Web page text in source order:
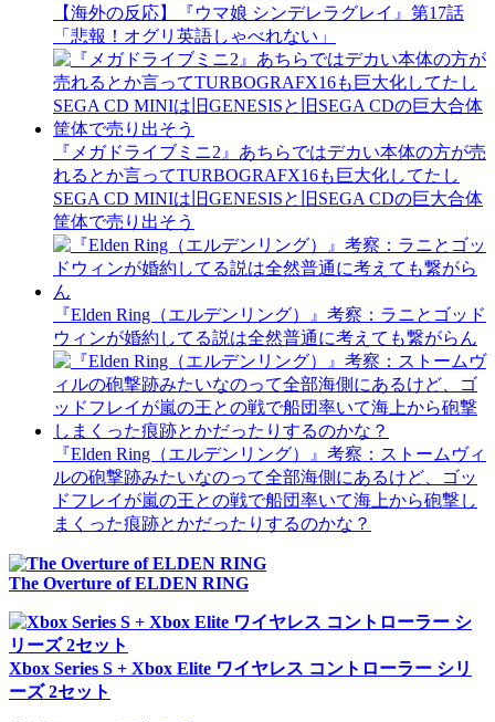
【海外の反応】『ウマ娘 シンデレラグレイ』第17話
「悲報！オグリ英語しゃべれない」
『メガドライブミニ2』あちらではデカい本体の方が売
れるとか言ってTURBOGRAFX16も巨大化してたし
SEGA CD MINIは旧GENESISと旧SEGA CDの巨大合体
筐体で売り出そう
『Elden Ring（エルデンリング）』考察：ラニとゴッド
ウィンが婚約してる説は全然普通に考えても繋がらん
『Elden Ring（エルデンリング）』考察：ストームヴィ
ルの砲撃跡みたいなのって全部海側にあるけど、ゴッ
ドフレイが嵐の王との戦で船団率いて海上から砲撃し
まくった痕跡とかだったりするのかな？
The Overture of ELDEN RING
Xbox Series S + Xbox Elite ワイヤレス コントローラー シリ
ーズ 2セット